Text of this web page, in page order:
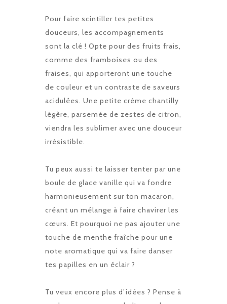
Pour faire scintiller tes petites
douceurs, les accompagnements
sont la clé ! Opte pour des fruits frais,
comme des framboises ou des
fraises, qui apporteront une touche
de couleur et un contraste de saveurs
acidulées. Une petite crème chantilly
légère, parsemée de zestes de citron,
viendra les sublimer avec une douceur
irrésistible.
Tu peux aussi te laisser tenter par une
boule de glace vanille qui va fondre
harmonieusement sur ton macaron,
créant un mélange à faire chavirer les
cœurs. Et pourquoi ne pas ajouter une
touche de menthe fraîche pour une
note aromatique qui va faire danser
tes papilles en un éclair ?
Tu veux encore plus d’idées ? Pense à